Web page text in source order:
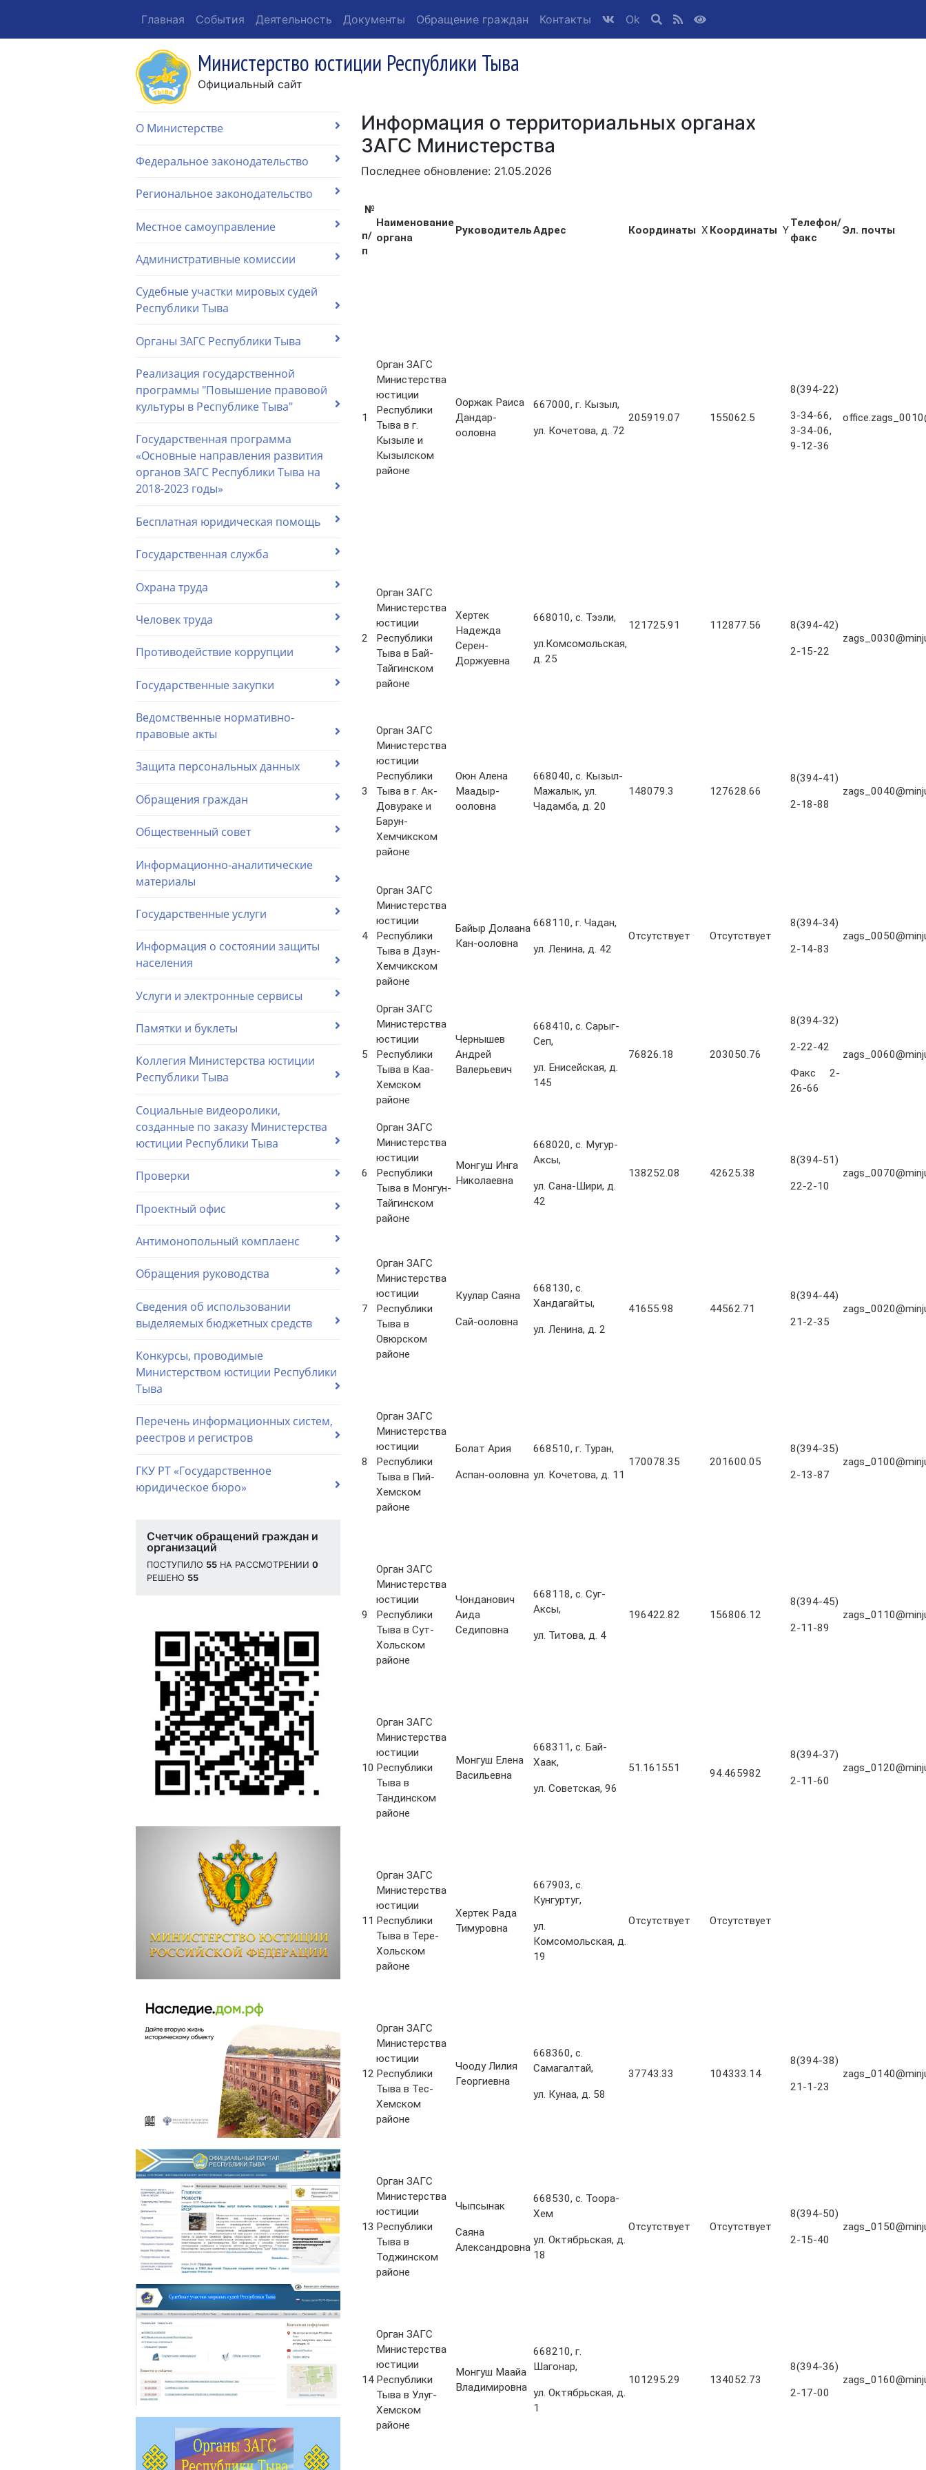
Главная События Деятельность Документы Обращение граждан Контакты Ok
Министерство юстиции Республики Тыва
Официальный сайт
О Министерстве
Федеральное законодательство
Региональное законодательство
Местное самоуправление
Административные комиссии
Судебные участки мировых судей
Республики Тыва
Органы ЗАГС Республики Тыва
Реализация государственной
программы "Повышение правовой
культуры в Республике Тыва"
Государственная программа
«Основные направления развития
органов ЗАГС Республики Тыва на
2018-2023 годы»
Бесплатная юридическая помощь
Государственная служба
Охрана труда
Человек труда
Противодействие коррупции
Государственные закупки
Ведомственные нормативно-
правовые акты
Защита персональных данных
Обращения граждан
Общественный совет
Информационно-аналитические
материалы
Государственные услуги
Информация о состоянии защиты
населения
Услуги и электронные сервисы
Памятки и буклеты
Коллегия Министерства юстиции
Республики Тыва
Социальные видеоролики,
созданные по заказу Министерства
юстиции Республики Тыва
Проверки
Проектный офис
Антимонопольный комплаенс
Обращения руководства
Сведения об использовании
выделяемых бюджетных средств
Конкурсы, проводимые
Министерством юстиции Республики
Тыва
Перечень информационных систем,
реестров и регистров
ГКУ РТ «Государственное
юридическое бюро»
Счетчик обращений граждан и
организаций
ПОСТУПИЛО 55 НА РАССМОТРЕНИИ 0
РЕШЕНО 55
Информация о территориальных органах
ЗАГС Министерства
Последнее обновление: 21.05.2026
№
п/
п
Наименование
органа
РуководительАдрес Координаты X Координаты Y
Телефон/
факс
Эл. почты
1
Орган ЗАГС
Министерства
юстиции
Республики
Тыва в г.
Кызыле и
Кызылском
районе
Ооржак Раиса
Дандар-
ооловна
667000, г. Кызыл,
ул. Кочетова, д. 72
205919.07 155062.5
8(394-22)
3-34-66,
3-34-06,
9-12-36
2
Орган ЗАГС
Министерства
юстиции
Республики
Тыва в Бай-
Тайгинском
районе
Хертек
Надежда
Серен-
Доржуевна
668010, с. Тээли,
ул.Комсомольская,
д. 25
121725.91 112877.56 8(394-42)
2-15-22
3
Орган ЗАГС
Министерства
юстиции
Республики
Тыва в г. Ак-
Довураке и
Барун-
Хемчикском
районе
Оюн Алена
Маадыр-
ооловна
668040, с. Кызыл-
Мажалык, ул.
Чадамба, д. 20
148079.3 127628.66
8(394-41)
2-18-88
4
Орган ЗАГС
Министерства
юстиции
Республики
Тыва в Дзун-
Хемчикском
районе
Байыр Долаана
Кан-ооловна
668110, г. Чадан,
ул. Ленина, д. 42
Отсутствует Отсутствует
8(394-34)
2-14-83
5
Орган ЗАГС
Министерства
юстиции
Республики
Тыва в Каа-
Хемском
районе
Чернышев
Андрей
Валерьевич
668410, с. Сарыг-
Сеп,
ул. Енисейская, д.
145
76826.18 203050.76
8(394-32)
2-22-42
Факс 2-
26-66
6
Орган ЗАГС
Министерства
юстиции
Республики
Тыва в Монгун-
Тайгинском
районе
Монгуш Инга
Николаевна
668020, с. Мугур-
Аксы,
ул. Сана-Шири, д.
42
138252.08 42625.38
8(394-51)
22-2-10
7
Орган ЗАГС
Министерства
юстиции
Республики
Тыва в
Овюрском
районе
Куулар Саяна
Сай-ооловна
668130, с.
Хандагайты,
ул. Ленина, д. 2
41655.98 44562.71
8(394-44)
21-2-35
8
Орган ЗАГС
Министерства
юстиции
Республики
Тыва в Пий-
Хемском
районе
Болат Ария
Аспан-ооловна
668510, г. Туран,
ул. Кочетова, д. 11
170078.35 201600.05
8(394-35)
2-13-87
9
Орган ЗАГС
Министерства
юстиции
Республики
Тыва в Сут-
Хольском
районе
Чонданович
Аида
Седиповна
668118, с. Суг-
Аксы,
ул. Титова, д. 4
196422.82 156806.12
8(394-45)
2-11-89
10
Орган ЗАГС
Министерства
юстиции
Республики
Тыва в
Тандинском
районе
Монгуш Елена
Васильевна
668311, с. Бай-
Хаак,
ул. Советская, 96
51.161551 94.465982
8(394-37)
2-11-60
11
Орган ЗАГС
Министерства
юстиции
Республики
Тыва в Тере-
Хольском
районе
Хертек Рада
Тимуровна
667903, с.
Кунгуртуг,
ул.
Комсомольская, д.
19
Отсутствует Отсутствует
12
Орган ЗАГС
Министерства
юстиции
Республики
Тыва в Тес-
Хемском
районе
Чооду Лилия
Георгиевна
668360, с.
Самагалтай,
ул. Кунаа, д. 58
37743.33 104333.14
8(394-38)
21-1-23
13
Орган ЗАГС
Министерства
юстиции
Республики
Тыва в
Тоджинском
районе
Чыпсынак
Саяна
Александровна
668530, с. Тоора-
Хем
ул. Октябрьская, д.
18
Отсутствует Отсутствует
8(394-50)
2-15-40
14
Орган ЗАГС
Министерства
юстиции
Республики
Тыва в Улуг-
Хемском
районе
Монгуш Маайа
Владимировна
668210, г.
Шагонар,
ул. Октябрьская, д.
1
101295.29 134052.73
8(394-36)
2-17-00